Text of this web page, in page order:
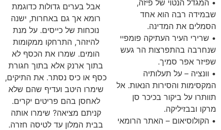
• המגדל הנטוי של פיזה,
שבמידה רבה הוא אחד
הסמלים את המדינה.
• שרירי העיר העתיקה פומפיי
שנחרבה בהתפרצות הר געש
שפיזר אפר סמיך.
• וונציה – על תעלותיה
המקסימות והסירות הנאות. אל
תוותרו על ביקור בכיכר סן
מרקו ובבזיליקה.
• הקולוסיאום – האתר הרומאי
אבל בערים גדולות כדוגמת
רומא אך גם באחרות, ישנה
נוכחות של כייסים. על מנת
להיזהר, התרחקו ממקומות
הומים. שמרו את הכסף לא
בתוך ארנק אלא בתוך חגורת
כסף או כיס נסתר. את התיקים,
שימרו היטב ועדיף שהם שלא
לאחסן בהם פריטים יקרים.
קניתם מציאה? שימרו אותה
בבית המלון עד לטיסה חזרה.